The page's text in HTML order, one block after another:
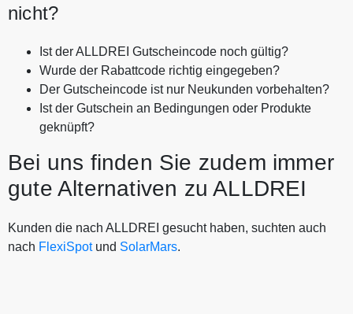
nicht?
Ist der ALLDREI Gutscheincode noch gültig?
Wurde der Rabattcode richtig eingegeben?
Der Gutscheincode ist nur Neukunden vorbehalten?
Ist der Gutschein an Bedingungen oder Produkte
geknüpft?
Bei uns finden Sie zudem immer
gute Alternativen zu ALLDREI
Kunden die nach ALLDREI gesucht haben, suchten auch
nach FlexiSpotund SolarMars.